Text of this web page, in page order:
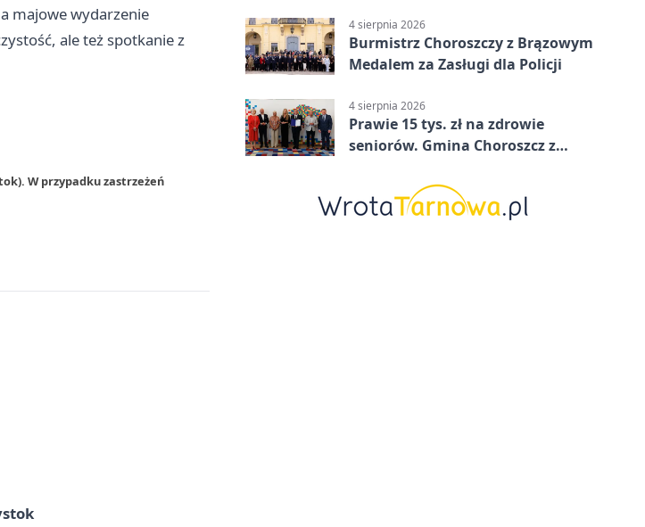
majowe wydarzenie
ale też spotkanie z
W przypadku zastrzeżeń
4 sierpnia 2026
Burmistrz Choroszczy z Brązowym
Medalem za Zasługi dla Policji
4 sierpnia 2026
Prawie 15 tys. zł na zdrowie
seniorów. Gmina Choroszcz z